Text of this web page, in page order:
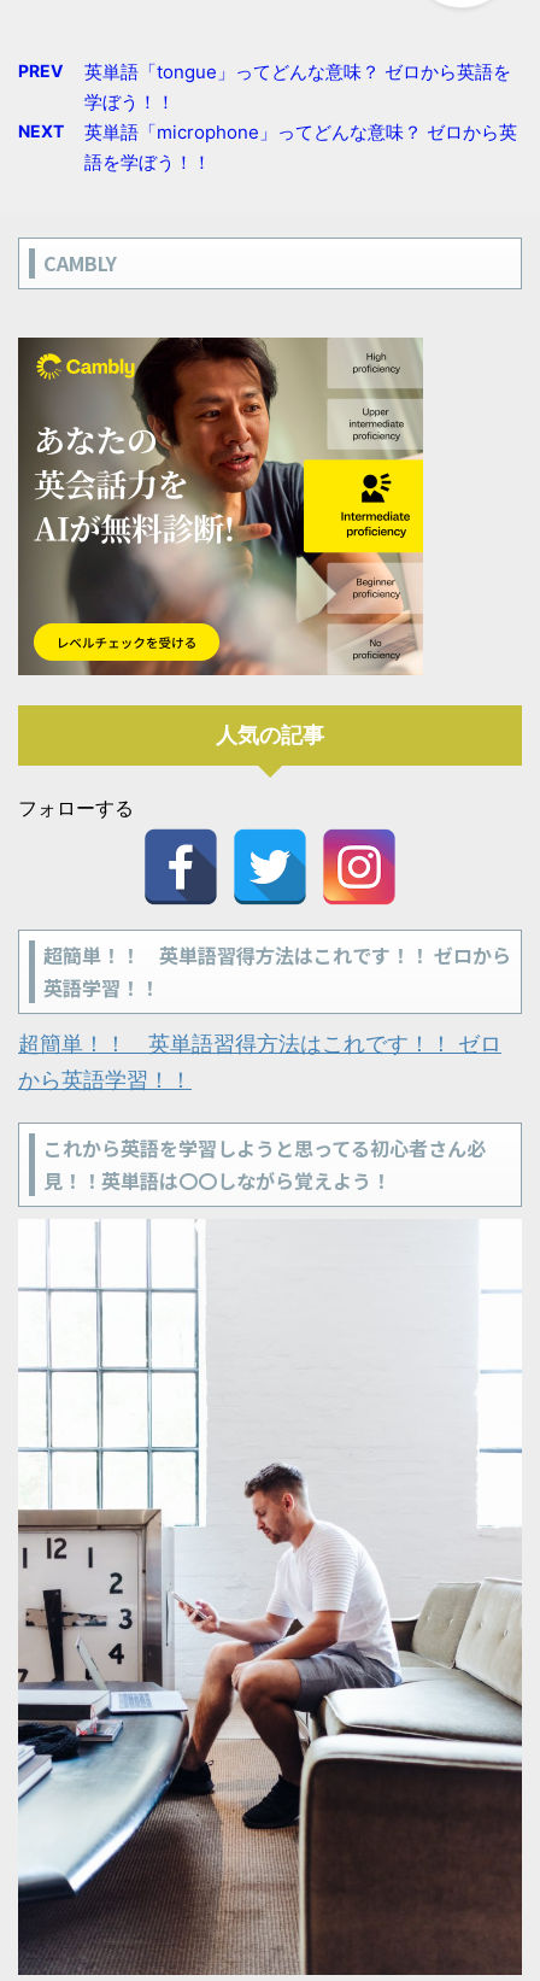
PREV
英単語「tongue」ってどんな意味？ ゼロから英語を
学ぼう！！
NEXT
英単語「microphone」ってどんな意味？ ゼロから英
語を学ぼう！！
CAMBLY
人気の記事
フォローする
超簡単！！ 英単語習得方法はこれです！！ ゼロから
英語学習！！
超簡単！！ 英単語習得方法はこれです！！ ゼロ
から英語学習！！
これから英語を学習しようと思ってる初心者さん必
見！！英単語は〇〇しながら覚えよう！